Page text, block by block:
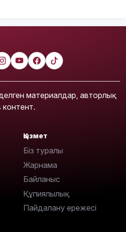
материалдар, авторлық
контент.
Қызмет
Біз туралы
Жарнама
Байланыс
Құпиялылық
Пайдалану ережесі